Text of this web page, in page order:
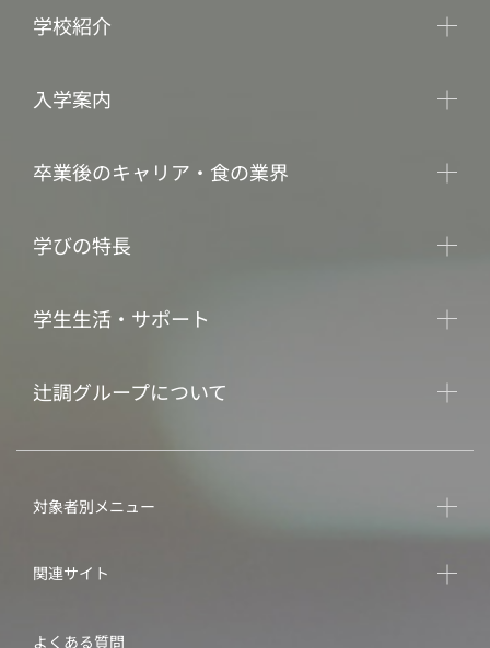
学校紹介
入学案内
卒業後のキャリア・食の業界
学びの特長
学生生活・サポート
辻調グループについて
対象者別メニュー
関連サイト
よくある質問